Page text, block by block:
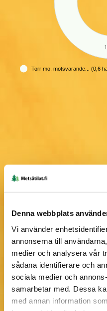
Denna webbplats
Vi använder
annonserna till
medier och analysera vår
sådana identifierare och
sociala medier och
samarbetar med. Dessa
med annan information
Torr mo, motsvarande... (0,6
Information om